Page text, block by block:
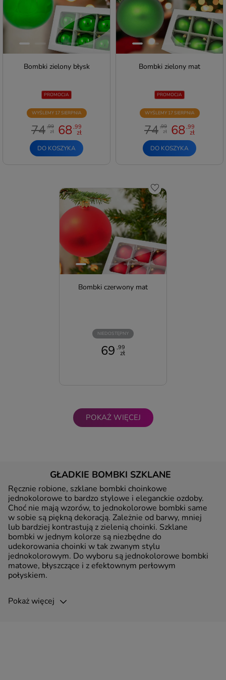
Bombki zielony błysk
PROMOCJA
WYŚLEMY 17 SIERPNIA
74 ,99
zł 68 ,99
zł
DO KOSZYKA
Bombki zielony mat
PROMOCJA
WYŚLEMY 17 SIERPNIA
74 ,99
zł 68 ,99
zł
DO KOSZYKA
Do schowka
Bombki czerwony mat
NIEDOSTĘPNY
69 ,99
zł
POKAŻ WIĘCEJ
GŁADKIE BOMBKI SZKLANE
Ręcznie robione, szklane bombki choinkowe
jednokolorowe to bardzo stylowe i eleganckie ozdoby.
Choć nie mają wzorów, to jednokolorowe bombki same
w sobie są piękną dekoracją. Zależnie od barwy, mniej
lub bardziej kontrastują z zielenią choinki. Szklane
bombki w jednym kolorze są niezbędne do
udekorowania choinki w tak zwanym stylu
jednokolorowym. Do wyboru są jednokolorowe bombki
matowe, błyszczące i z efektownym perłowym
połyskiem.
Pokaż więcej